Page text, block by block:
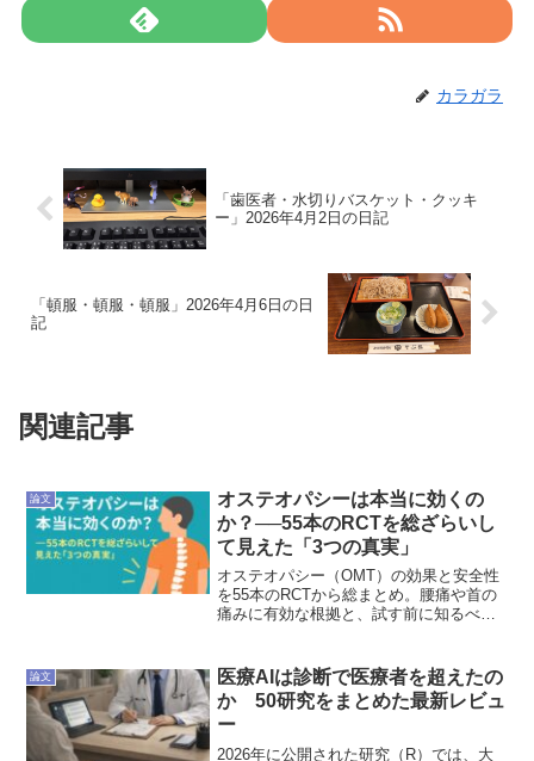
カラガラ
「歯医者・水切りバスケット・クッキ
ー」2026年4月2日の日記
「頓服・頓服・頓服」2026年4月6日の日
記
関連記事
論文
オステオパシーは本当に効くの
か？──55本のRCTを総ざらいし
て見えた「3つの真実」
オステオパシー（OMT）の効果と安全性
を55本のRCTから総まとめ。腰痛や首の
痛みに有効な根拠と、試す前に知るべき
論文
医療AIは診断で医療者を超えたの
か 50研究をまとめた最新レビュ
ー
2026年に公開された研究（R）では、大